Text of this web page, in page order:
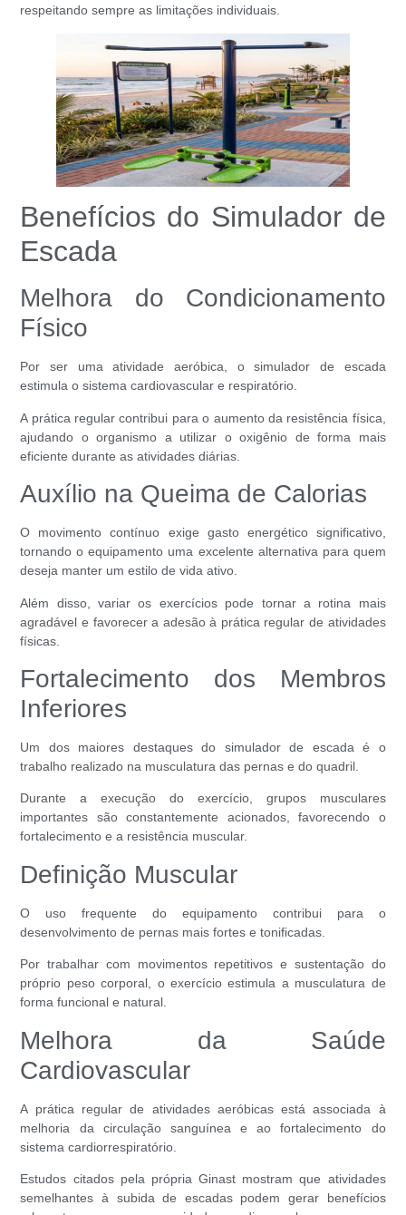
respeitando sempre as limitações individuais.
Benefícios do Simulador de
Escada
Melhora do Condicionamento
Físico
Por ser uma atividade aeróbica, o simulador de escada
estimula o sistema cardiovascular e respiratório.
A prática regular contribui para o aumento da resistência física,
ajudando o organismo a utilizar o oxigênio de forma mais
eficiente durante as atividades diárias.
Auxílio na Queima de Calorias
O movimento contínuo exige gasto energético significativo,
tornando o equipamento uma excelente alternativa para quem
deseja manter um estilo de vida ativo.
Além disso, variar os exercícios pode tornar a rotina mais
agradável e favorecer a adesão à prática regular de atividades
físicas.
Fortalecimento dos Membros
Inferiores
Um dos maiores destaques do simulador de escada é o
trabalho realizado na musculatura das pernas e do quadril.
Durante a execução do exercício, grupos musculares
importantes são constantemente acionados, favorecendo o
fortalecimento e a resistência muscular.
Definição Muscular
O uso frequente do equipamento contribui para o
desenvolvimento de pernas mais fortes e tonificadas.
Por trabalhar com movimentos repetitivos e sustentação do
próprio peso corporal, o exercício estimula a musculatura de
forma funcional e natural.
Melhora da Saúde
Cardiovascular
A prática regular de atividades aeróbicas está associada à
melhoria da circulação sanguínea e ao fortalecimento do
sistema cardiorrespiratório.
Estudos citados pela própria Ginast mostram que atividades
semelhantes à subida de escadas podem gerar benefícios